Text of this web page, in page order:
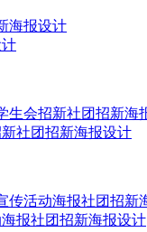
社团招新海报设计
报社团招新海报设计